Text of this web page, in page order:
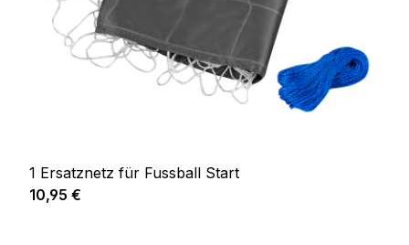
1 Ersatznetz für Fussball Start
Prix régulier :
10,95 €